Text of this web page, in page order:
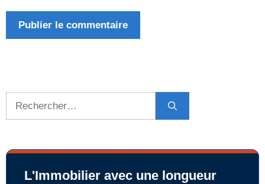
L'Immobilier avec une longueur